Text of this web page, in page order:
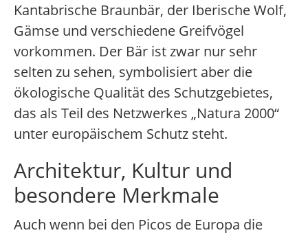
Kantabrische Braunbär, der Iberische Wolf,
Gämse und verschiedene Greifvögel
vorkommen. Der Bär ist zwar nur sehr
selten zu sehen, symbolisiert aber die
ökologische Qualität des Schutzgebietes,
das als Teil des Netzwerkes „Natura 2000“
unter europäischem Schutz steht.
Architektur, Kultur und
besondere Merkmale
Auch wenn bei den Picos de Europa die